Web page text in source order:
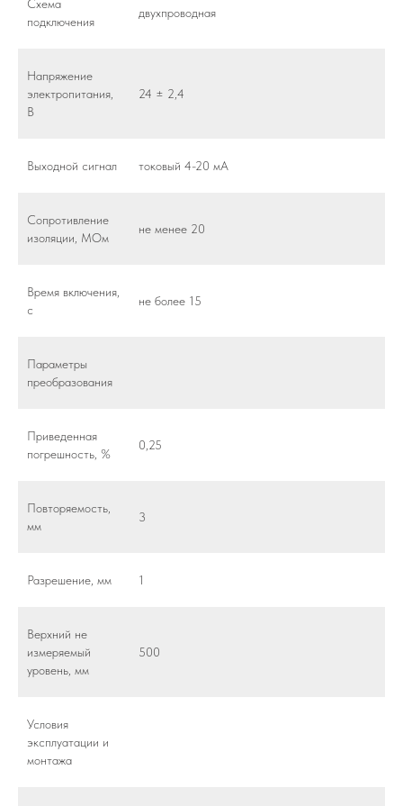
Схема
подключения
двухпроводная
Напряжение
электропитания,
В
24 ± 2,4
Выходной сигнал токовый 4-20 мА
Сопротивление
изоляции, МОм
не менее 20
Время включения,
с
не более 15
Параметры
преобразования
Приведенная
погрешность, %
0,25
Повторяемость,
мм
3
Разрешение, мм 1
Верхний не
измеряемый
уровень, мм
500
Условия
эксплуатации и
монтажа